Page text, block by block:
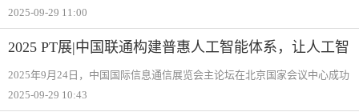
通强国建设纲要》《国家综合立体交通网规划纲要》和《国务院关于深入
2025-09-29 11:00
2025 PT展|中国联通构建普惠人工智能体系，让人工智
能更简单
2025年9月24日，中国国际信息通信展览会主论坛在北京国家会议中心成功
举办。中国联通数据科学与人工智能研究院首席科学家、联通数据智能有
2025-09-29 10:43